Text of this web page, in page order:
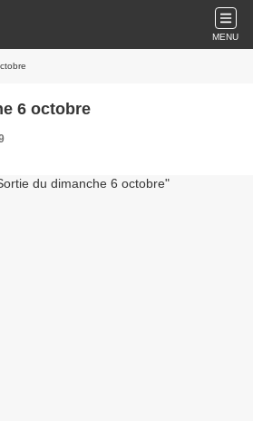
MENU
6 octobre